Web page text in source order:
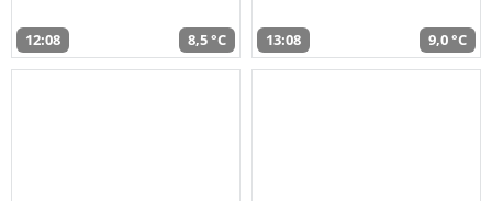
12:08 8,5 °C 13:08 9,0 °C